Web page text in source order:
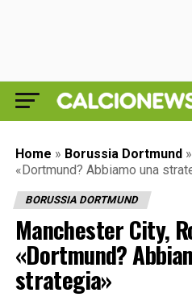
Home » Borussia Dortmund »
«Dortmund? Abbiamo una
BORUSSIA DORTMUND
Manchester City,
«Dortmund?
strategia»